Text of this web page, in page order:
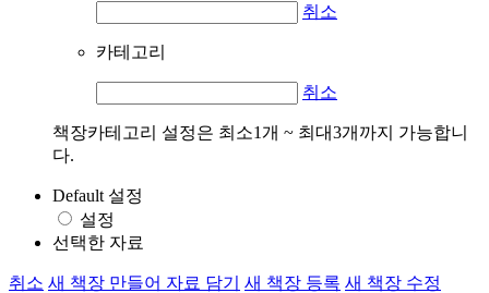
취소
카테고리
취소
책장카테고리 설정은 최소1개 ~ 최대3개까지 가능합니
다.
Default 설정
설정
선택한 자료
취소 새 책장 만들어 자료 담기 새 책장 등록 새 책장 수정